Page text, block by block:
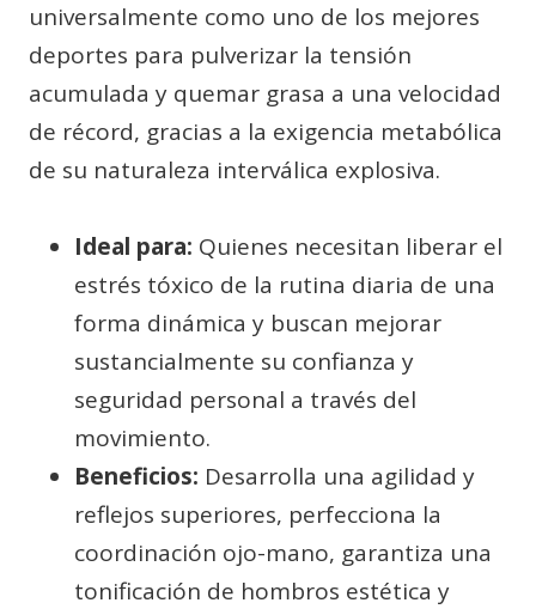
universalmente como uno de los mejores
deportes para pulverizar la tensión
acumulada y quemar grasa a una velocidad
de récord, gracias a la exigencia metabólica
de su naturaleza interválica explosiva.
Ideal para: Quienes necesitan liberar el
estrés tóxico de la rutina diaria de una
forma dinámica y buscan mejorar
sustancialmente su confianza y
seguridad personal a través del
movimiento.
Beneficios: Desarrolla una agilidad y
reflejos superiores, perfecciona la
coordinación ojo-mano, garantiza una
tonificación de hombros estética y